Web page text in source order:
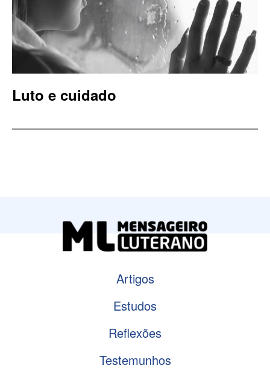
Luto e cuidado
Artigos
Estudos
Reflexões
Testemunhos